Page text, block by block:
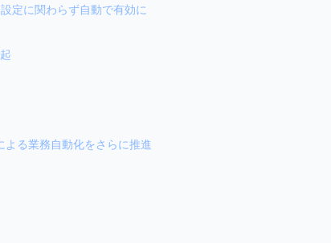
定に関わらず自動で有効に
る業務自動化をさらに推進